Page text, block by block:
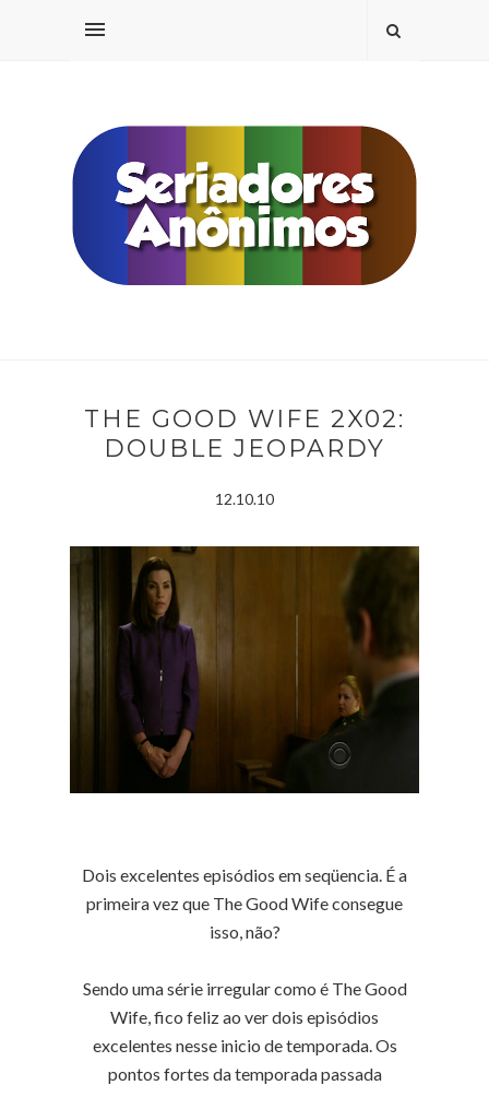
THE GOOD WIFE 2X02:
DOUBLE JEOPARDY
12.10.10
Dois excelentes episódios em seqüencia. É a
primeira vez que The Good Wife consegue
isso, não?
Sendo uma série irregular como é The Good
Wife, fico feliz ao ver dois episódios
excelentes nesse inicio de temporada. Os
pontos fortes da temporada passada